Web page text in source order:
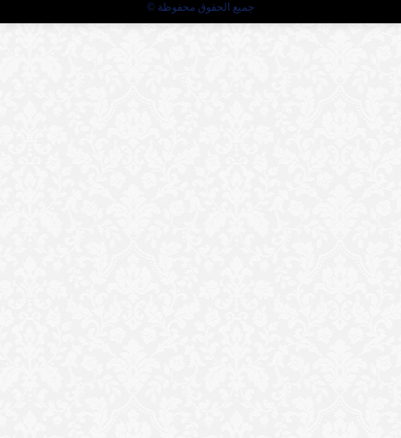
جميع الحقوق محفوظة ©